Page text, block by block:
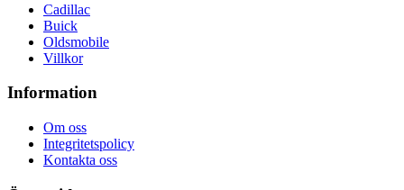
Cadillac
Buick
Oldsmobile
Villkor
Information
Om oss
Integritetspolicy
Kontakta oss